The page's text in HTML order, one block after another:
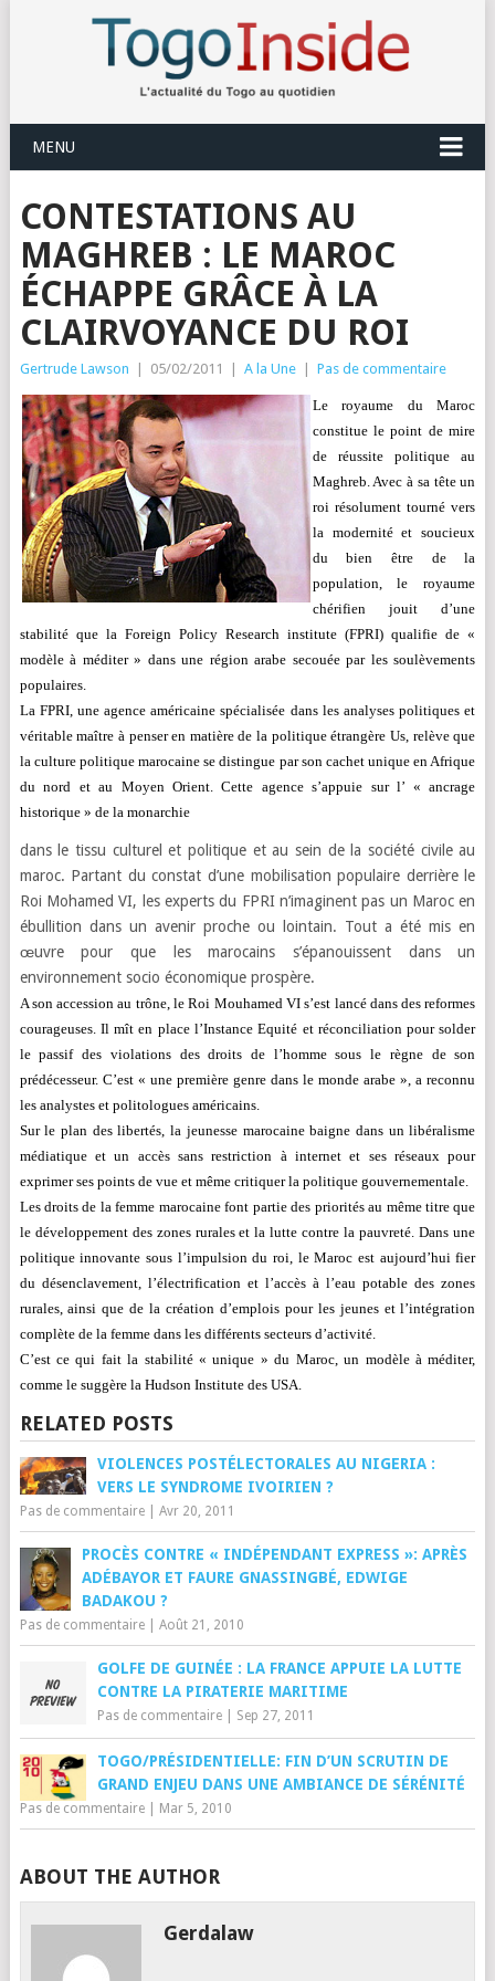
MENU
CONTESTATIONS AU
MAGHREB : LE MAROC
ÉCHAPPE GRÂCE À LA
CLAIRVOYANCE DU ROI
Gertrude Lawson 05/02/2011 A la Une Pas de commentaire
Le royaume du Maroc
constitue le point de mire
de réussite politique au
Maghreb. Avec à sa tête un
roi résolument tourné vers
la modernité et soucieux
du bien être de la
population, le royaume
chérifien jouit d’une
stabilité que la Foreign Policy Research institute (FPRI) qualifie de «
modèle à méditer » dans une région arabe secouée par les soulèvements
populaires.
La FPRI, une agence américaine spécialisée dans les analyses politiques et
véritable maître à penser en matière de la politique étrangère Us, relève que
la culture politique marocaine se distingue par son cachet unique en Afrique
du nord et au Moyen Orient. Cette agence s’appuie sur l’ « ancrage
historique » de la monarchie
dans le tissu culturel et politique et au sein de la société civile au
maroc. Partant du constat d’une mobilisation populaire derrière le
Roi Mohamed VI, les experts du FPRI n’imaginent pas un Maroc en
ébullition dans un avenir proche ou lointain. Tout a été mis en
œuvre pour que les marocains s’épanouissent dans un
environnement socio économique prospère.
A son accession au trône, le Roi Mouhamed VI s’est lancé dans des reformes
courageuses. Il mît en place l’Instance Equité et réconciliation pour solder
le passif des violations des droits de l’homme sous le règne de son
prédécesseur. C’est « une première genre dans le monde arabe », a reconnu
les analystes et politologues américains.
Sur le plan des libertés, la jeunesse marocaine baigne dans un libéralisme
médiatique et un accès sans restriction à internet et ses réseaux pour
exprimer ses points de vue et même critiquer la politique gouvernementale.
Les droits de la femme marocaine font partie des priorités au même titre que
le développement des zones rurales et la lutte contre la pauvreté. Dans une
politique innovante sous l’impulsion du roi, le Marocest aujourd’hui fier
du désenclavement, l’électrification et l’accès à l’eau potable des zones
rurales, ainsi que de la création d’emplois pour les jeunes et l’intégration
complète de la femme dans les différents secteurs d’activité.
C’est ce qui fait la stabilité « unique » du Maroc, un modèle à méditer,
comme le suggère la Hudson Institute des USA.
RELATED POSTS
VIOLENCES POSTÉLECTORALES AU NIGERIA :
VERS LE SYNDROME IVOIRIEN ?
Pas de commentaire| Avr 20, 2011
PROCÈS CONTRE « INDÉPENDANT EXPRESS »: APRÈS
ADÉBAYOR ET FAURE GNASSINGBÉ, EDWIGE
BADAKOU ?
Pas de commentaire| Août 21, 2010
GOLFE DE GUINÉE : LA FRANCE APPUIE LA LUTTE
CONTRE LA PIRATERIE MARITIME
Pas de commentaire| Sep 27, 2011
TOGO/PRÉSIDENTIELLE: FIN D’UN SCRUTIN DE
GRAND ENJEU DANS UNE AMBIANCE DE SÉRÉNITÉ
Pas de commentaire| Mar 5, 2010
ABOUT THE AUTHOR
Gerdalaw